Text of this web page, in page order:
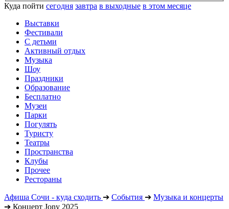
Куда пойти сегодня завтра в выходные в этом месяце
Выставки
Фестивали
С детьми
Активный отдых
Музыка
Шоу
Праздники
Образование
Бесплатно
Музеи
Парки
Погулять
Туристу
Театры
Пространства
Клубы
Прочее
Рестораны
Афиша Сочи - куда сходить ➔ События ➔ Музыка и концерты
➔ Концерт Jony 2025